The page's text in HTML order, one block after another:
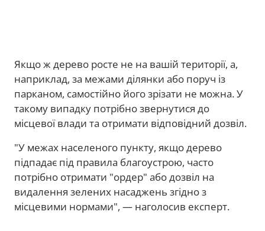
Якщо ж дерево росте не на вашій території, а,
наприклад, за межами ділянки або поруч із
парканом, самостійно його зрізати не можна. У
такому випадку потрібно звернутися до
місцевої влади та отримати відповідний дозвіл.
"У межах населеного пункту, якщо дерево
підпадає під правила благоустрою, часто
потрібно отримати "ордер" або дозвіл на
видалення зелених насаджень згідно з
місцевими нормами", — наголосив експерт.